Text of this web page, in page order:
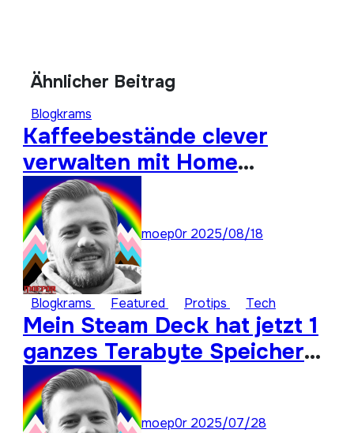
Ähnlicher Beitrag
Blogkrams
Kaffeebestände clever
verwalten mit Home
Assistant
moep0r 2025/08/18
Blogkrams Featured Protips Tech
Mein Steam Deck hat jetzt 1
ganzes Terabyte Speicher
für ungespielte Titel
moep0r 2025/07/28